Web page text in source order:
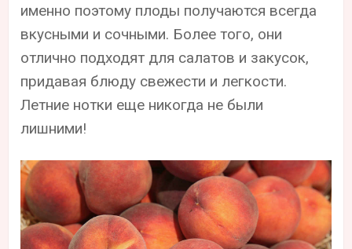
именно поэтому плоды получаются всегда
вкусными и сочными. Более того, они
отлично подходят для салатов и закусок,
придавая блюду свежести и легкости.
Летние нотки еще никогда не были
лишними!